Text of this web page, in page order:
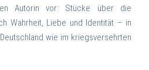
Autorin vor: Stücke über die
Wahrheit, Liebe und Identität – in
wie im kriegsversehrten